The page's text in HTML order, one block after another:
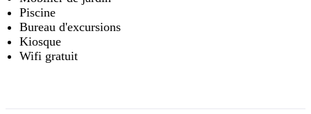
Piscine
Bureau d'excursions
Kiosque
Wifi gratuit